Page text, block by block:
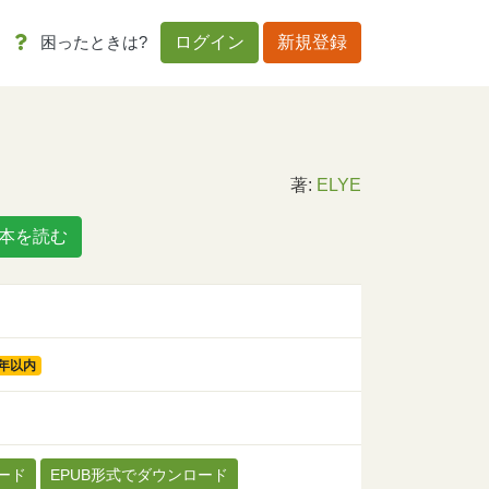
困ったときは? ログイン 新規登録
著: ELYE
を読む
以内
ド EPUB形式でダウンロード